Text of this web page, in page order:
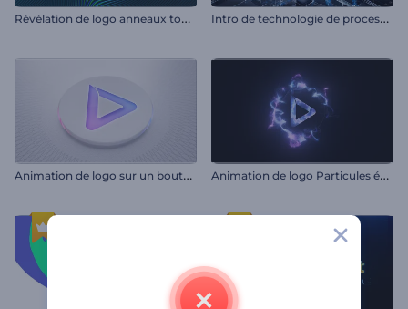
R
évélation de logo anneaux tournoyants I
ntro de technologie de processeurs
A
nimation de logo sur un bouton A
nimation de logo Particules émergentes